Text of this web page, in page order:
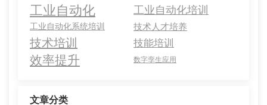
工业自动化 工业自动化培训
工业自动化系统培训 技术人才培养
技术培训 技能培训
效率提升 数字孪生应用
文章分类